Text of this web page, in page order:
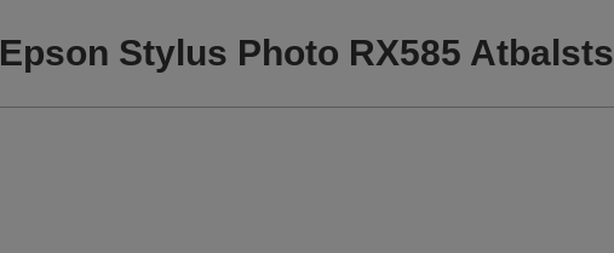
Epson Stylus Photo RX585 Atbalsts